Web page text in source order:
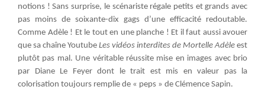
notions ! Sans surprise, le scénariste régale petits et grands avec
pas moins de soixante-dix gags d’une efficacité redoutable.
Comme Adèle ! Et le tout en une planche ! Et il faut aussi avouer
que sa chaîne Youtube Les vidéos interdites de Mortelle Adèle est
plutôt pas mal. Une véritable réussite mise en images avec brio
par Diane Le Feyer dont le trait est mis en valeur pas la
colorisation toujours remplie de « peps » de Clémence Sapin.